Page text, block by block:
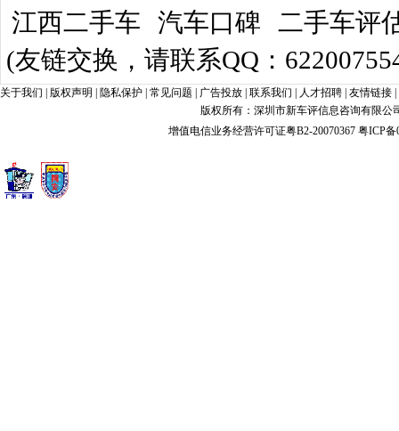
江西二手车
汽车口碑
二手车评
(友链交换，请联系QQ：
关于我们 版权声明 隐私保护 常见问题 广告投放 联系我们 人才招聘 友情链接
版权所有：深圳市新车评信息咨询有限公
增值电信业务经营许可证粤B2-20070367 粤ICP备